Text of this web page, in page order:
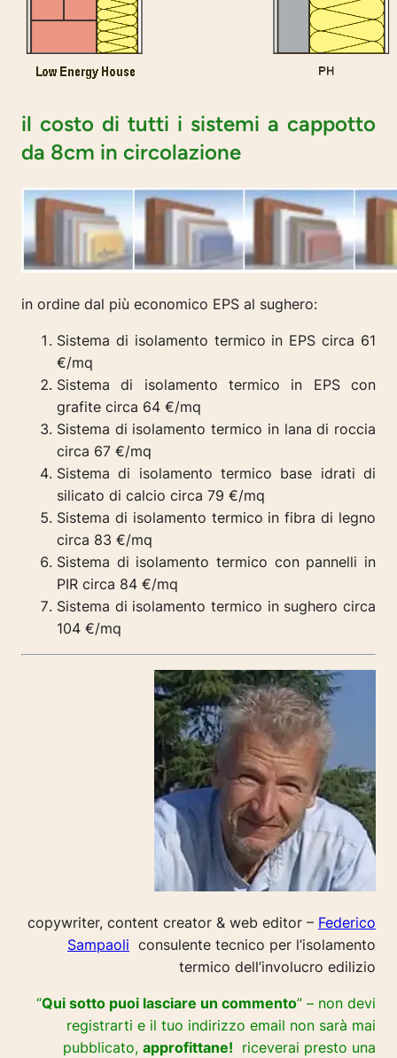
il costo di tutti i sistemi a cappotto
da 8cm in circolazione
in ordine dal più economico EPS al sughero:
Sistema di isolamento termico in EPS circa 61
€/mq
Sistema di isolamento termico in EPS con
grafite circa 64 €/mq
Sistema di isolamento termico in lana di roccia
circa 67 €/mq
Sistema di isolamento termico base idrati di
silicato di calcio circa 79 €/mq
Sistema di isolamento termico in fibra di legno
circa 83 €/mq
Sistema di isolamento termico con pannelli in
PIR circa 84 €/mq
Sistema di isolamento termico in sughero circa
104 €/mq
copywriter, content creator & web editor – Federico
Sampaoli consulente tecnico per l’isolamento
termico dell’involucro edilizio
“Qui sotto puoi lasciare un commento” – non devi
registrarti e il tuo indirizzo email non sarà mai
pubblicato, approfittane! riceverai presto una